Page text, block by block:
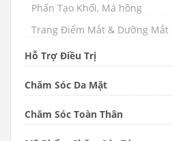
Phấn Tạo Khối, Má hồng
Trang Điểm Mắt & Dưỡng Mắt
Hỗ Trợ Điều Trị
Chăm Sóc Da Mặt
Chăm Sóc Toàn Thân